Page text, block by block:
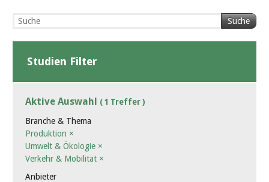
Suche
Studien Filter
Aktive Auswahl ( 1 Treffer )
Branche & Thema
Produktion ×
Umwelt & Ökologie ×
Verkehr & Mobilität ×
Anbieter